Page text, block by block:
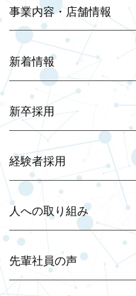
2024年12月 (5)
2024年11月 (1)
2024年10月 (1)
2024年09月 (1)
2024年08月 (1)
2024年07月 (1)
事業内容・店舗情報
新着情報
新卒採用
経験者採用
人への取り組み
先輩社員の声